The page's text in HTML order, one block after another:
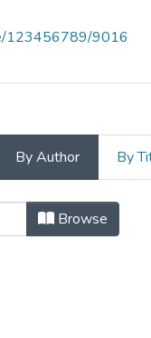
123456789/9016
By Author By
Yu."Browse